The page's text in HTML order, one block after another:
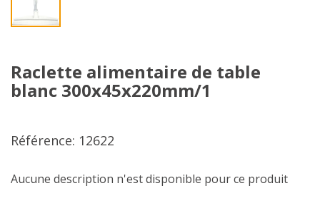
Raclette alimentaire de table
blanc 300x45x220mm/1
Référence: 12622
Aucune description n'est disponible pour ce produit